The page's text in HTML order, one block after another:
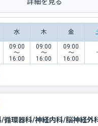
水 木 金
09:00
〜
16:00
09:00
〜
16:00
09:00
〜
16:00